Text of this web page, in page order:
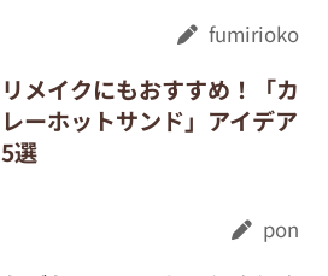
fumirioko
リメイクにもおすすめ！「カ
レーホットサンド」アイデア
5選
pon